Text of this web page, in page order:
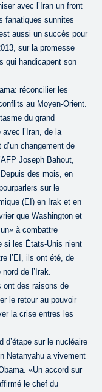
avec l’Iran un front
fanatiques sunnites
aussi un succès pour
sur la promesse
qui handicapent son
réconcilier les
au Moyen-Orient.
du grand
l’Iran, de la
changement de
Joseph Bahout,
des mois, en
sur le
(EI) en Irak et en
que Washington et
à combattre
si les États-Unis nient
l’EI, ils ont été, de
de l’Irak.
ont des raisons de
le retour au pouvoir
la crise entres les
d’étape sur le nucléaire
Netanyahu a vivement
«Un accord sur
le chef du